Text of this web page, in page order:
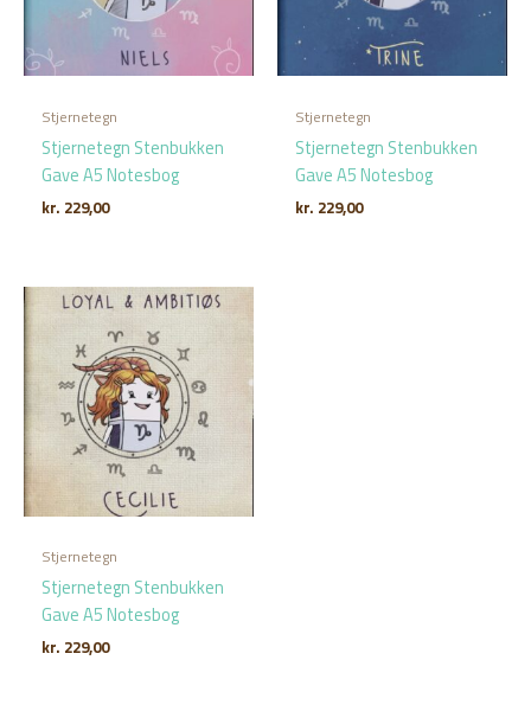
Stjernetegn
Stjernetegn Stenbukken
Gave A5 Notesbog
kr. 229,00
Stjernetegn
Stjernetegn Stenbukken
Gave A5 Notesbog
kr. 229,00
Stjernetegn
Stjernetegn Stenbukken
Gave A5 Notesbog
kr. 229,00